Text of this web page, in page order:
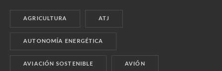
AGRICULTURA ATJ
AUTONOMÍA ENERGÉTICA
AVIACIÓN SOSTENIBLE AVIÓN